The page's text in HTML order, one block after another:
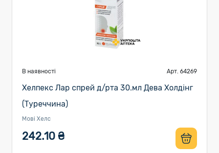
В наявності Арт. 64269
Хелпекс Лар спрей д/рта 30.мл Дева Холдінг
(Туреччина)
Мові Хелс
242.10 ₴